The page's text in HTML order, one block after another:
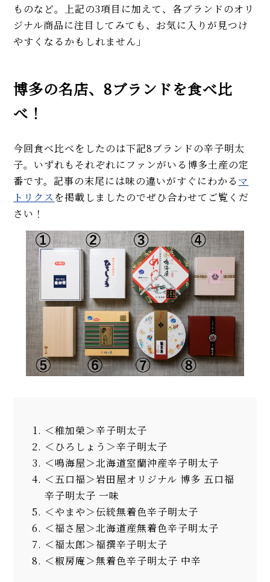
ものなど。上記の3項目に加えて、各ブランドのオリ
ジナル商品に注目してみても、お気に入りが見つけ
やすくなるかもしれません」
博多の名店、8ブランドを食べ比
べ！
今回食べ比べをしたのは下記8ブランドの辛子明太
子。いずれもそれぞれにファンがいる博多土産の定
番です。記事の末尾には味の違いがすぐにわかる マ
トリクス を掲載しましたのでぜひ合わせてご覧くだ
さい！
＜稚加榮＞辛子明太子
＜ひろしょう＞辛子明太子
＜鳴海屋＞北海道室蘭沖産辛子明太子
＜五口福＞岩田屋オリジナル 博多 五口福
辛子明太子 一味
＜やまや＞伝統無着色辛子明太子
＜福さ屋＞北海道産無着色辛子明太子
＜福太郎＞福撰辛子明太子
＜椒房庵＞無着色辛子明太子 中辛